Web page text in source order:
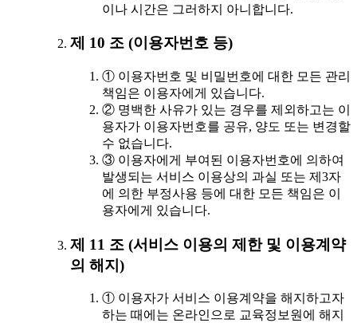
이나 시간은 그러하지 아니합니다.
제 10 조 (이용자번호 등)
① 이용자번호 및 비밀번호에 대한 모든 관리
책임은 이용자에게 있습니다.
② 명백한 사유가 있는 경우를 제외하고는 이
용자가 이용자번호를 공유, 양도 또는 변경할
수 없습니다.
③ 이용자에게 부여된 이용자번호에 의하여
발생되는 서비스 이용상의 과실 또는 제3자
에 의한 부정사용 등에 대한 모든 책임은 이
용자에게 있습니다.
제 11 조 (서비스 이용의 제한 및 이용계약
의 해지)
① 이용자가 서비스 이용계약을 해지하고자
하는 때에는 온라인으로 교육정보원에 해지